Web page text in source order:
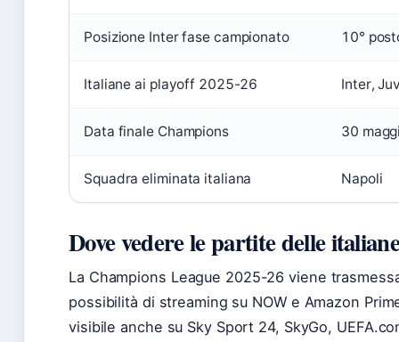
Posizione Inter fase campionato 10°
Italiane ai playoff 2025-26 Inter,
Data finale Champions 30
Squadra eliminata italiana Napoli
Dove vedere le partite delle
La Champions League 2025-26 viene
possibilità di streaming su NOW e Amazon
visibile anche su Sky Sport 24, SkyGo,